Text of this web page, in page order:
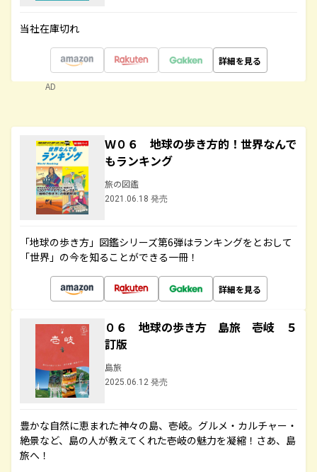
当社在庫切れ
詳細を見る
AD
Ｗ０６ 地球の歩き方的！世界なんで
もランキング
旅の図鑑
2021.06.18 発売
「地球の歩き方」図鑑シリーズ第6弾はランキングをとおして
「世界」の今を知ることができる一冊！
詳細を見る
０６ 地球の歩き方 島旅 壱岐 ５
訂版
島旅
2025.06.12 発売
豊かな自然に恵まれた神々の島、壱岐。グルメ・カルチャー・
絶景など、島の人が教えてくれた壱岐の魅力を凝縮！さあ、島
旅へ！